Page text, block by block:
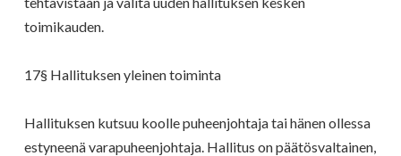
toimikauden.
17§ Hallituksen yleinen toiminta
Hallituksen kutsuu koolle puheenjohtaja tai hänen ollessa
estyneenä varapuheenjohtaja. Hallitus on päätösvaltainen,